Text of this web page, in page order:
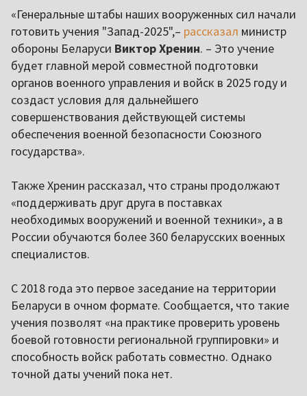
«Генеральные штабы наших вооруженных сил начали
готовить учения "Запад-2025",– рассказал министр
обороны Беларуси Виктор Хренин. – Это учение
будет главной мерой совместной подготовки
органов военного управления и войск в 2025 году и
создаст условия для дальнейшего
совершенствования действующей системы
обеспечения военной безопасности Союзного
государства».
Также Хренин рассказал, что страны продолжают
«поддерживать друг друга в поставках
необходимых вооружений и военной техники», а в
России обучаются более 360 беларусских военных
специалистов.
С 2018 года это первое заседание на территории
Беларуси в очном формате. Сообщается, что такие
учения позволят «на практике проверить уровень
боевой готовности региональной группировки» и
способность войск работать совместно. Однако
точной даты учений пока нет.